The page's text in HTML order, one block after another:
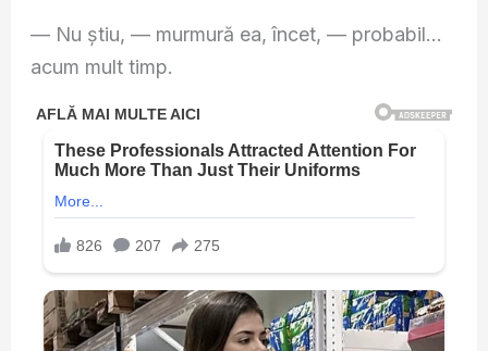
— Nu știu, — murmură ea, încet, — probabil…
acum mult timp.